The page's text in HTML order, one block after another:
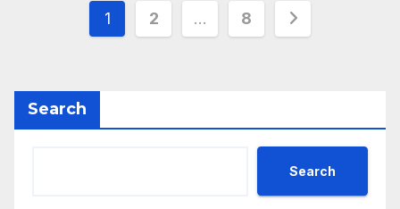
Posts
1 2 … 8
Search
Search